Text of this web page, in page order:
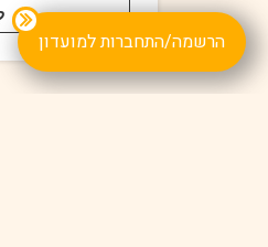
הרשמה/התחברות למועדון